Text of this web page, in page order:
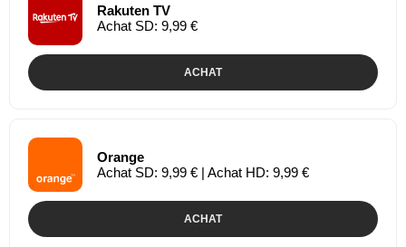
Rakuten TV
Achat SD: 9,99 €
ACHAT
Orange
Achat SD: 9,99 € | Achat HD: 9,99 €
ACHAT